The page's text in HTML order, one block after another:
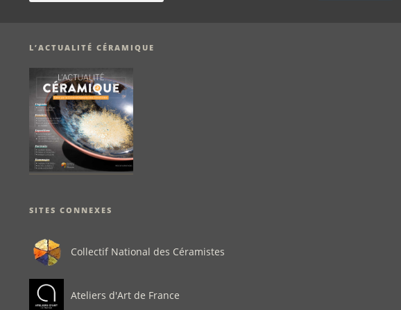
L’ACTUALITÉ CÉRAMIQUE
SITES CONNEXES
Collectif National des Céramistes
Ateliers d'Art de France